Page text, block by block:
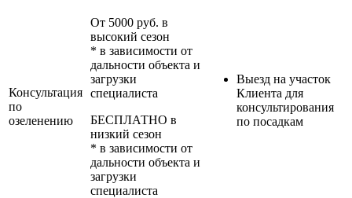
Консультация
по
озеленению
От 5000 руб. в
высокий сезон
* в зависимости от
дальности объекта и
загрузки
специалиста
БЕСПЛАТНО в
низкий сезон
* в зависимости от
дальности объекта и
загрузки
специалиста
Выезд на участок
Клиента для
консультирования
по посадкам